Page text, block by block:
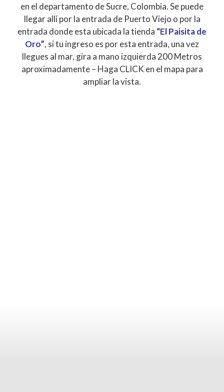
en el departamento de Sucre, Colombia. Se puede
llegar allí por la entrada de Puerto Viejo o por la
entrada donde esta ubicada la tienda “El Paisita de
Oro”, si tu ingreso es por esta entrada, una vez
llegues al mar, gira a mano izquierda 200 Metros
aproximadamente – Haga CLICK en el mapa para
ampliar la vista.